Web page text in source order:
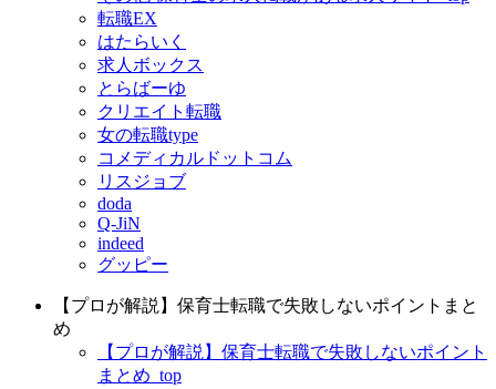
転職EX
はたらいく
求人ボックス
とらばーゆ
クリエイト転職
女の転職type
コメディカルドットコム
リスジョブ
doda
Q-JiN
indeed
グッピー
【プロが解説】保育士転職で失敗しないポイントまと
め
【プロが解説】保育士転職で失敗しないポイント
まとめ_top